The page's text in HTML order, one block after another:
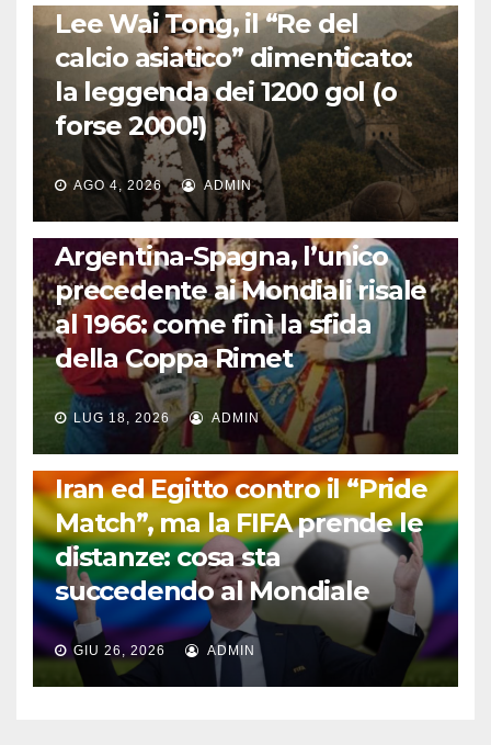
Lee Wai Tong, il “Re del
calcio asiatico” dimenticato:
la leggenda dei 1200 gol (o
forse 2000!)
AGO 4, 2026 ADMIN
CALCIO INTERNAZIONALE
Argentina-Spagna, l’unico
precedente ai Mondiali risale
al 1966: come finì la sfida
della Coppa Rimet
LUG 18, 2026 ADMIN
FUORI DAL CAMPO: CALCIO, GOSSIP E NON SOLO
Iran ed Egitto contro il “Pride
Match”, ma la FIFA prende le
distanze: cosa sta
succedendo al Mondiale
GIU 26, 2026 ADMIN